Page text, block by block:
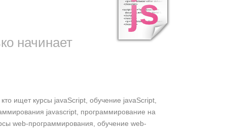
начинает
ищет курсы javaScript, обучение javaScript,
javascript, программирование на
web-программирования, обучение web-